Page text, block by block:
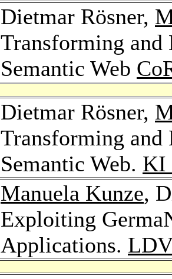
Dietmar Rösner,
Transforming
Semantic Web
Dietmar Rösner,
Transforming
Semantic Web. KI
Manuela Kunze,
Exploiting
Applications.